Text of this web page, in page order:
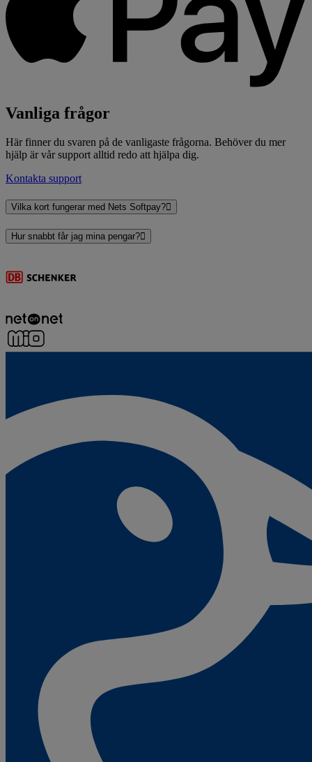
Vanliga frågor
Här finner du svaren på de vanligaste frågorna. Behöver du mer
hjälp är vår support alltid redo att hjälpa dig.
Kontakta support
Vilka kort fungerar med Nets Softpay?
Hur snabbt får jag mina pengar?